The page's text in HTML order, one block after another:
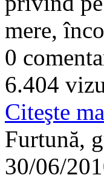
mere,
0
6.404
Citeşte
Furtună,
30/06/